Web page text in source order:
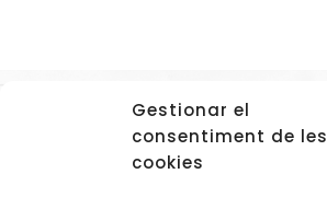
Gestionar el
consentiment de les
cookies